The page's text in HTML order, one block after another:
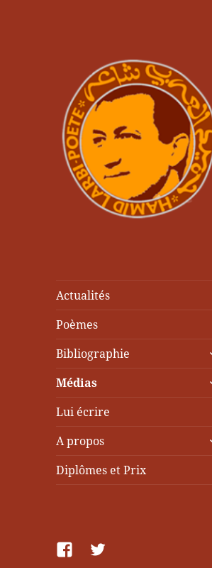
Actualités
Poèmes
Bibliographie
Médias
Lui écrire
A propos
Diplômes et Prix
facebookTwitter